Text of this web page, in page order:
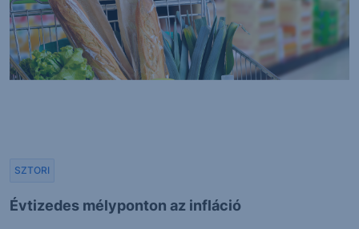
Évtizedes mélyponton az infláció
SZTORI